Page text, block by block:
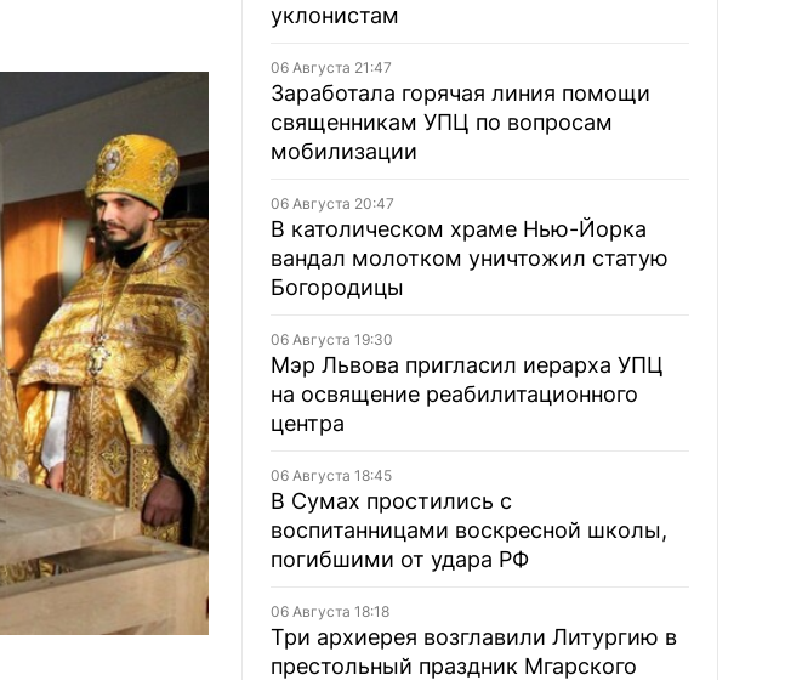
уклонистам
06 Августа 21:47
Заработала горячая линия помощи
священникам УПЦ по вопросам
мобилизации
06 Августа 20:47
В католическом храме Нью-Йорка
вандал молотком уничтожил статую
Богородицы
06 Августа 19:30
Мэр Львова пригласил иерарха УПЦ
на освящение реабилитационного
центра
06 Августа 18:45
В Сумах простились с
воспитанницами воскресной школы,
погибшими от удара РФ
06 Августа 18:18
Три архиерея возглавили Литургию в
престольный праздник Мгарского